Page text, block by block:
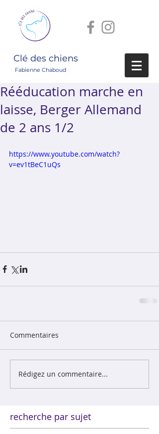
Clé des chiens
Fabienne Chaboud
Rééducation marche en
laisse, Berger Allemand
de 2 ans 1/2
https://www.youtube.com/watch?
v=ev1tBeC1uQs
Commentaires
Rédigez un commentaire...
recherche par sujet